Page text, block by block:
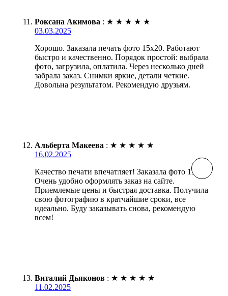
Роксана Акимова : ★ ★ ★ ★ ★
03.03.2025
Хорошо. Заказала печать фото 15х20. Работают
быстро и качественно. Порядок простой: выбрала
фото, загрузила, оплатила. Через несколько дней
забрала заказ. Снимки яркие, детали четкие.
Довольна результатом. Рекомендую друзьям.
Альберта Макеева : ★ ★ ★ ★ ★
16.02.2025
Качество печати впечатляет! Заказала фото 15х20.
Очень удобно оформлять заказ на сайте.
Приемлемые цены и быстрая доставка. Получила
свою фотографию в кратчайшие сроки, все
идеально. Буду заказывать снова, рекомендую
всем!
Виталий Дьяконов : ★ ★ ★ ★ ★
11.02.2025